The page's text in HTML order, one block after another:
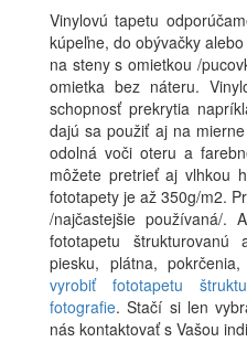
Vinylovú tapetu
kúpeľne, do obývačky
na steny s omietkou /
omietka bez náteru.
schopnosť prekrytia
dajú sa použiť aj na
odolná voči oteru a
môžete pretrieť aj vlhkou
fototapety je až 350g/m2.
/najčastejšie používaná/.
fototapetu
piesku, plátna,
vyrobiť fototapetu
fotografie. Stačí si len
nás kontaktovať s Vašou